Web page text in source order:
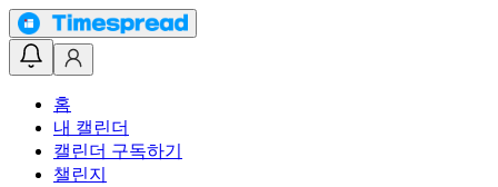
홈
내 캘린더
캘린더 구독하기
챌린지